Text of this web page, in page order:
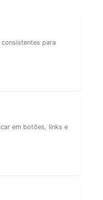
para
em botões, links e